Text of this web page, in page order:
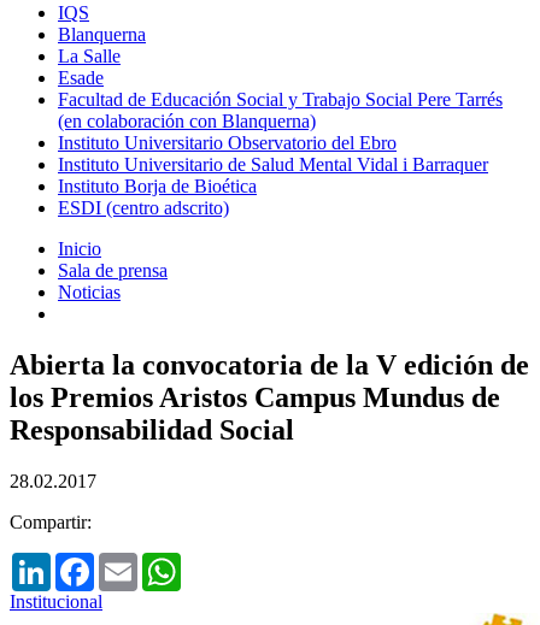
IQS
Blanquerna
La Salle
Esade
Facultad de Educación Social y Trabajo Social Pere Tarrés
(en colaboración con Blanquerna)
Instituto Universitario Observatorio del Ebro
Instituto Universitario de Salud Mental Vidal i Barraquer
Instituto Borja de Bioética
ESDI (centro adscrito)
Inicio
Sala de prensa
Noticias
Abierta la convocatoria de la V edición de
los Premios Aristos Campus Mundus de
Responsabilidad Social
28.02.2017
Compartir:
LinkedInFacebook
Email
Institucional